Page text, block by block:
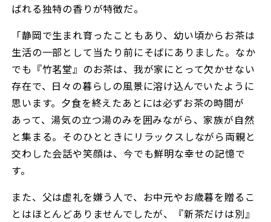
ばれる独特の香りが特徴だ。
「静岡で生まれ育ったこともあり、幼い頃からお茶は
生活の一部として当たり前にそばにありました。なか
でも『竹茗堂』のお茶は、我が家にとって欠かせない
存在で、日々の暮らしの風景に溶け込んでいたように
思います。夕食を終えたあとには必ずお茶の時間が
あって、湯気の立つ湯のみを囲みながら、家族が自然
と集まる。そのひとときにリラックスしながら両親と
交わした会話や笑顔は、今でも鮮明な幸せの記憶で
す。
また、父は虚礼を嫌う人で、お中元やお歳暮を贈るこ
とはほとんどありませんでしたが、『新茶だけは別』